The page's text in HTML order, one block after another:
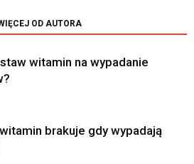
OD AUTORA
witamin na wypadanie
brakuje gdy wypadają